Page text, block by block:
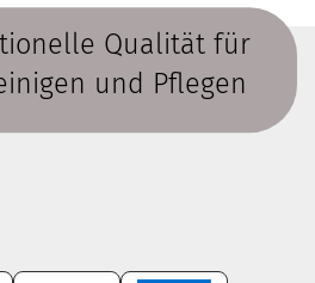
Qualität für
und Pflegen